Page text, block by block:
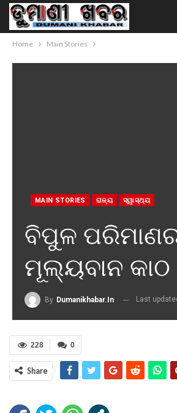
Home Main Stories
MAIN STORIES ରାଜ୍ୟ ସ୍ୱାସ୍ଥ୍ୟ
ବିପୁଳ
ମୂଲ୍ୟବାନ
By Dumanikhabar.in Last
0
228
Share